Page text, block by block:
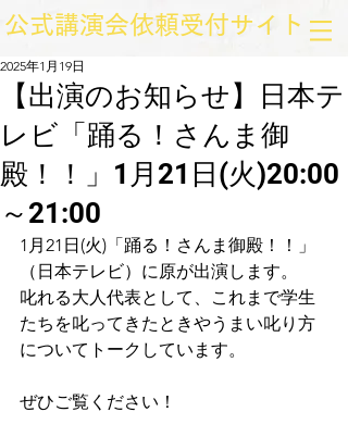
​公式講演会依頼受付サイト
【出演のお知らせ】日本テ
レビ「踊る！さんま御
殿！！」1月21日(火)20:00
～21:00
2025年1月19日
1月21日(火)「踊る！さんま御殿！！」
（日本テレビ）に原が出演します。
叱れる大人代表として、これまで学生
たちを叱ってきたときやうまい叱り方
についてトークしています。
ぜひご覧ください！